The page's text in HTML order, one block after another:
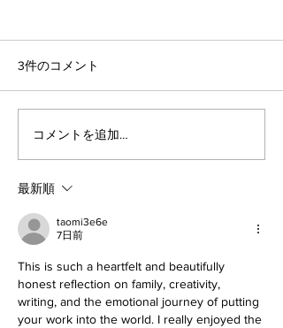
アルゴランドのポスト量
子暗号（PQC）ロードマ
ップ
3件のコメント
コメントを追加…
最新順
taomi3e6e
7日前
This is such a heartfelt and beautifully
honest reflection on family, creativity,
writing, and the emotional journey of putting
your work into the world. I really enjoyed the